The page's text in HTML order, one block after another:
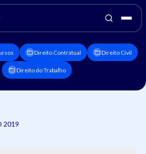
Direito Contratual Direito Civil
Direito do Trabalho
2019